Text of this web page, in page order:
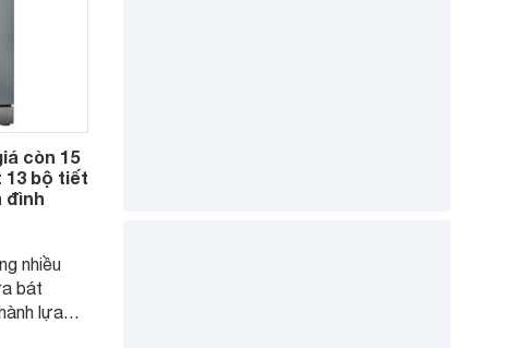
còn 15
13 bộ tiết
đình
nhiều
bát
lựa